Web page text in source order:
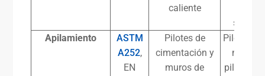
caliente
Apilamiento
ASTM
A252,
EN
Pilotes de
cimentación y
muros de
Pilotes
pilotes